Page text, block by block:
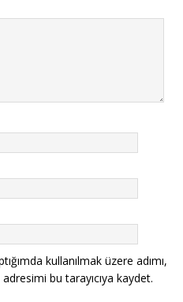
kullanılmak üzere adımı,
bu tarayıcıya kaydet.